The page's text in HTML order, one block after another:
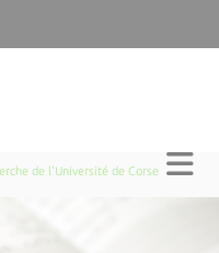
de l'Université de Corse